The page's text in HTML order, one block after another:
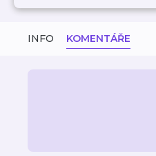
INFO KOMENTÁŘE